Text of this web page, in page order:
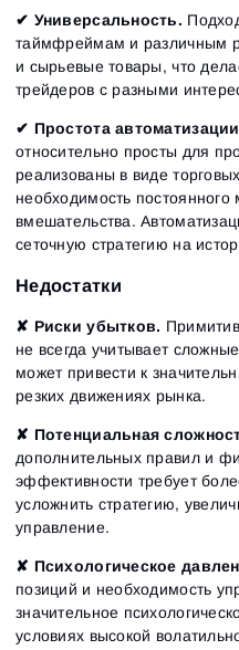
✔ Универсальность.
таймфреймам и различным
и сырьевые товары, что
трейдеров с разными
✔ Простота
относительно просты для
реализованы в виде
необходимость постоянного
вмешательства.
сеточную стратегию на
Недостатки
✘ Риски убытков.
не всегда учитывает
может привести к
резких движениях рынка.
✘ Потенциальная
дополнительных правил и
эффективности требует
усложнить стратегию,
управление.
✘ Психологическое
позиций и необходимость
значительное
условиях высокой